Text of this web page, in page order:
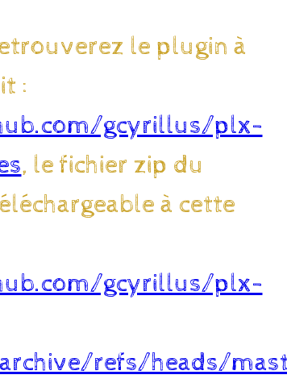
le plugin à
:
gcyrillus/plx-
, le fichier zip du
à cette
gcyrillus/plx-
refs/heads/